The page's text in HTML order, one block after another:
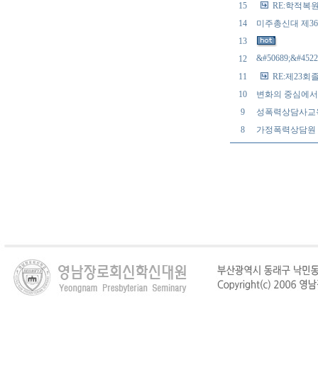
15
RE:학적복
14
미주총신대 제
13
12
11
RE:제23회
10
변화의 중심에
9
성폭력상담사교
8
가정폭력상담원